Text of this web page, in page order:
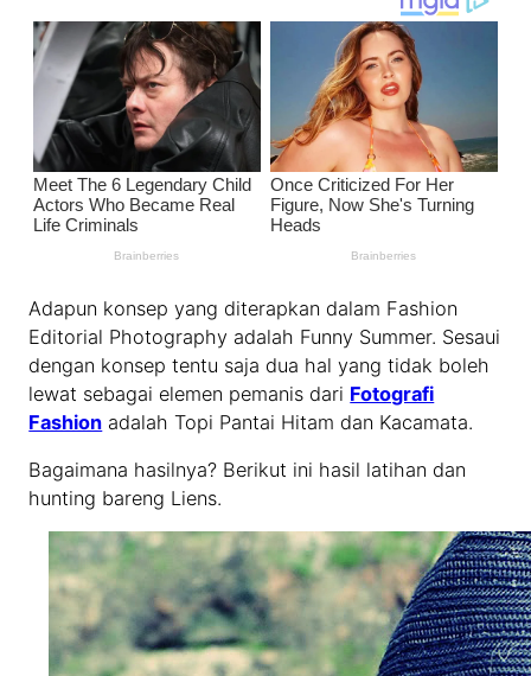
Adapun konsep yang diterapkan dalam Fashion
Editorial Photography adalah Funny Summer. Sesaui
dengan konsep tentu saja dua hal yang tidak boleh
lewat sebagai elemen pemanis dari Fotografi
Fashion adalah Topi Pantai Hitam dan Kacamata.
Bagaimana hasilnya? Berikut ini hasil latihan dan
hunting bareng Liens.